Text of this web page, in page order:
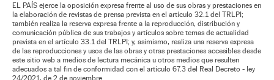
EL PAÍS ejerce la oposición expresa frente al uso de sus obras y prestaciones en
la elaboración de revistas de prensa prevista en el artículo 32.1 del TRLPI;
también realiza la reserva expresa frente a la reproducción, distribución y
comunicación pública de sus trabajos y artículos sobre temas de actualidad
prevista en el artículo 33.1 del TRLPI; y, asimismo, realiza una reserva expresa
de las reproducciones y usos de las obras y otras prestaciones accesibles desde
este sitio web a medios de lectura mecánica u otros medios que resulten
adecuados a tal fin de conformidad con el artículo 67.3 del Real Decreto - ley
24/2021, de 2 de noviembre